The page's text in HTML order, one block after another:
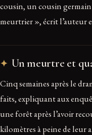
cousin, un cousin
meurtrier », écrit l’auteur
Un meurtre et
Cinq semaines après le
faits, expliquant aux
une forêt après l’avoir
kilomètres à peine de leur